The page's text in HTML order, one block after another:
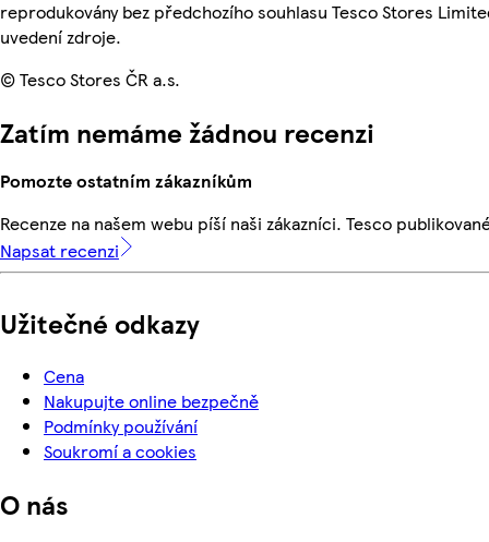
reprodukovány bez předchozího souhlasu Tesco Stores
uvedení zdroje.
© Tesco Stores ČR a.s.
Zatím nemáme žádnou recenzi
Pomozte ostatním zákazníkům
Recenze na našem webu píší naši zákazníci. Tesco
Napsat recenzi
Užitečné odkazy
Cena
Nakupujte online bezpečně
Podmínky používání
Soukromí a cookies
O nás